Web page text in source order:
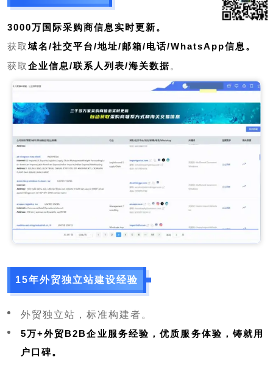
3000万国际采购商信息实时更新。
获取 域名/社交平台/地址/邮箱/电话/WhatsApp信息。
获取 企业信息/联系人列表/海关数据 。
15年外贸独立站建设经验
外贸独立站，标准构建者。
5万+外贸B2B企业服务经验，优质服务体验，铸就用
户口碑。